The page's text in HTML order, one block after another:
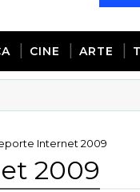
CINE ARTE
Internet 2009
2009